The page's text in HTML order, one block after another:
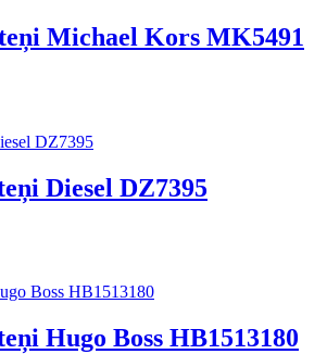
Michael Kors MK5491
Diesel DZ7395
Hugo Boss HB1513180